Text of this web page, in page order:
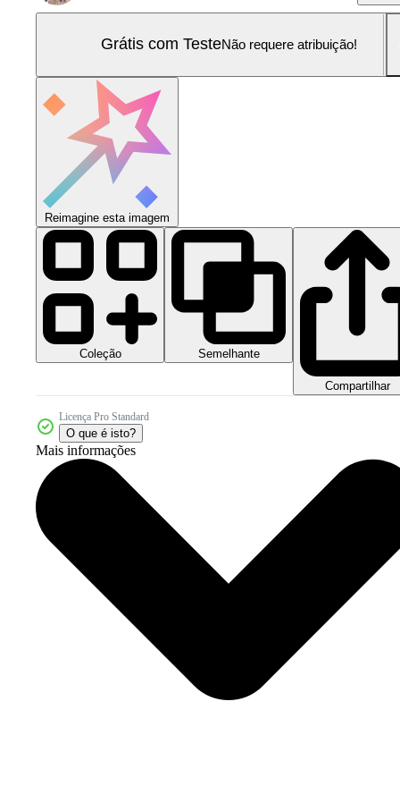
Grátis com TesteNão requere atribuição!
Reimagine esta imagem
Coleção Semelhante
Compartilhar
Licença Pro Standard
O que é isto?
Mais informações